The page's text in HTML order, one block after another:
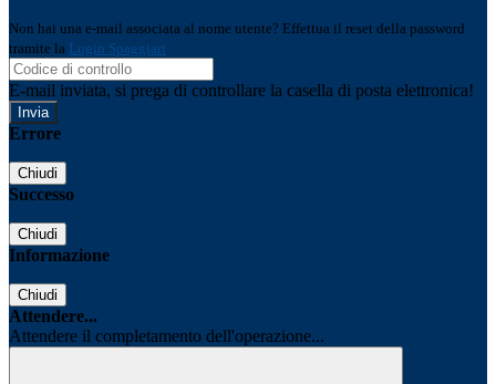
Non hai una e-mail associata al nome utente? Effettua il reset della password
tramite la Login Spaggiari
E-mail inviata, si prega di controllare la casella di posta elettronica!
Errore
Chiudi
Successo
Chiudi
Informazione
Chiudi
Attendere...
Attendere il completamento dell'operazione...